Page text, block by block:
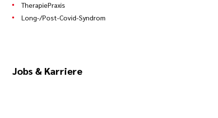
TherapiePraxis
Long-/Post-Covid-Syndrom
Jobs & Karriere